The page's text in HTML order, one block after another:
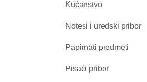
Kućanstvo
Notesi i uredski pribor
Papirnati predmeti
Pisaći pribor